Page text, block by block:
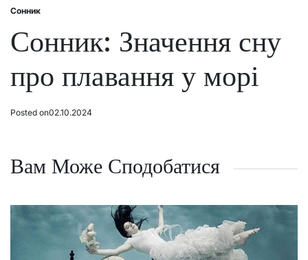
Posted
Сонник
Сонник: Значення сну
про плавання у морі
Posted on02.10.2024
Вам Може Сподобатися